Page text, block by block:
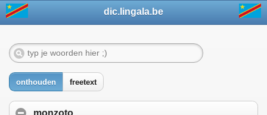
dic.lingala.be
onthouden freetext
monzoto